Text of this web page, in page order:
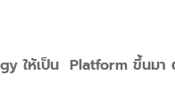
ให้เป็น Platform ขึ้นมา